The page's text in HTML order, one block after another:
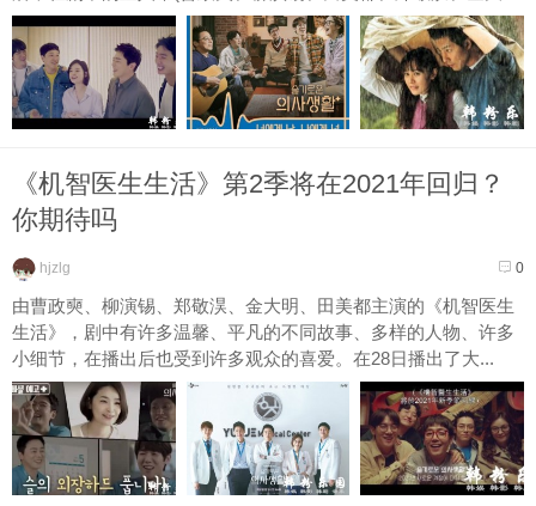
明)...
《机智医生生活》第2季将在2021年回归？
你期待吗
0
hjzlg
由曹政奭、柳演锡、郑敬淏、金大明、田美都主演的《机智医生
生活》，剧中有许多温馨、平凡的不同故事、多样的人物、许多
小细节，在播出后也受到许多观众的喜爱。在28日播出了大...